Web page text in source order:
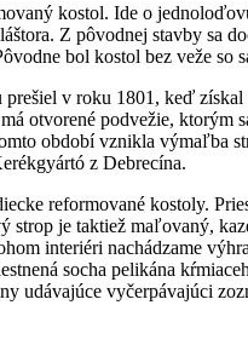
kostol. Ide o
Z pôvodnej stavby sa
bol kostol bez veže so
v roku 1801, keď
otvorené podvežie, ktorým
období vznikla výmaľba
z Debrecína.
reformované kostoly.
je taktiež maľovaný,
interiéri nachádzame
socha pelikána
udávajúce vyčerpávajúci